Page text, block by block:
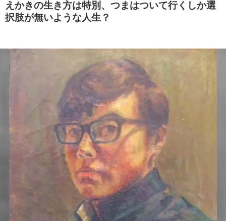
えかきの生き方は特別、つまはついて行くしか選
択肢が無いような人生？